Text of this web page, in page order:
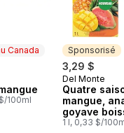
Canada
100ml
Sponsorisé
3,29 $
Sponsorisé
Del Monte
Quatre
mangue,
goyave
exotique
1 l, 0,33 $/